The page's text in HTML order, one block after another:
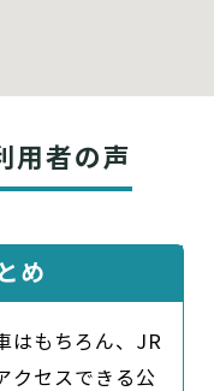
用者の声
め
はもちろん、JR
クセスできる公